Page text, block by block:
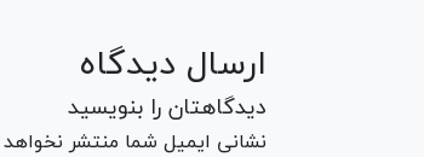
ارسال دیدگاه
دیدگاهتان را بنویسید
نشانی ایمیل شما منتشر